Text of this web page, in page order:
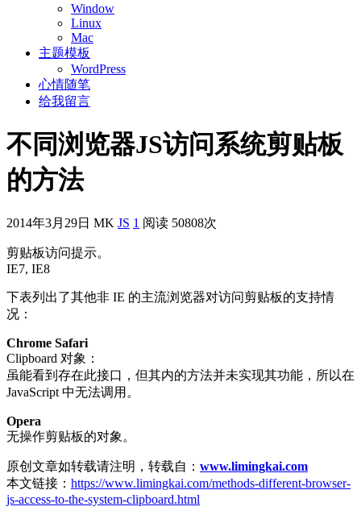
Window
Linux
Mac
主题模板
WordPress
心情随笔
给我留言
不同浏览器JS访问系统剪贴板
的方法
2014年3月29日 MK JS 1 阅读 50808次
剪贴板访问提示。
IE7, IE8
下表列出了其他非 IE 的主流浏览器对访问剪贴板的支持情
况：
Chrome Safari
Clipboard 对象：
虽能看到存在此接口，但其内的方法并未实现其功能，所以在
JavaScript 中无法调用。
Opera
无操作剪贴板的对象。
原创文章如转载请注明，转载自： www.limingkai.com
本文链接： https://www.limingkai.com/methods-different-browser-
js-access-to-the-system-clipboard.html